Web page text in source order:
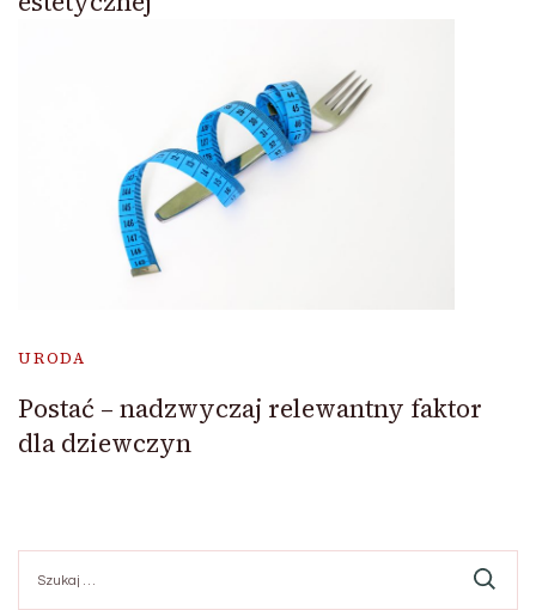
URODA
Postać – nadzwyczaj relewantny faktor
dla dziewczyn